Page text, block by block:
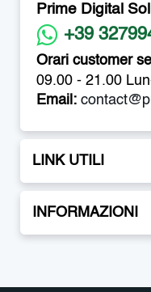
Prime Digital
+39
Orari customer
09.00 - 21.00
Email:
LINK UTILI
INFORMAZIONI